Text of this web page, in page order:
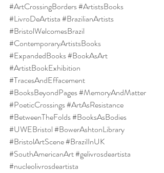
#ArtCrossingBorders#ArtistsBooks
#LivroDeArtista#BrazilianArtists
#BristolWelcomesBrazil
#ContemporaryArtistsBooks
#ExpandedBooks#BookAsArt
#ArtistBookExhibition
#TracesAndEffacement
#BooksBeyondPages#MemoryAndMatter
#PoeticCrossings#ArtAsResistance
#BetweenTheFolds#BooksAsBodies
#UWEBristol#BowerAshtonLibrary
#BristolArtScene#BrazilInUK
#SouthAmericanArt#gelivrosdeartista
#nucleolivrosdeartista